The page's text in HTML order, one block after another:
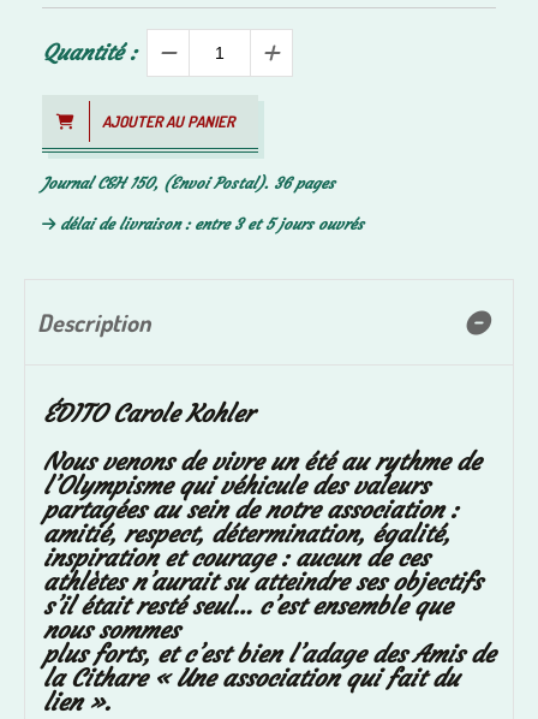
Quantité :
AJOUTER AU PANIER
Journal C&H 150, (Envoi Postal). 36 pages
délai de livraison : entre 3 et 5 jours ouvrés
Description
ÉDITO Carole Kohler
Nous venons de vivre un été au rythme de
l’Olympisme qui véhicule des valeurs
partagées au sein de notre association :
amitié, respect, détermination, égalité,
inspiration et courage : aucun de ces
athlètes n’aurait su atteindre ses objectifs
s’il était resté seul… c’est ensemble que
nous sommes
plus forts, et c’est bien l’adage des Amis de
la Cithare « Une association qui fait du
lien ».